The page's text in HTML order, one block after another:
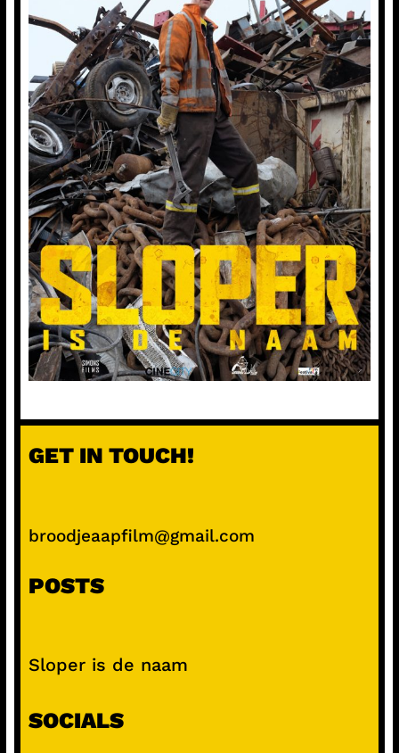
GET IN TOUCH!
broodjeaapfilm@gmail.com
POSTS
Sloper is de naam
SOCIALS